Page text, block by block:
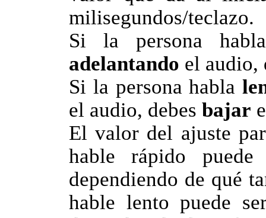
milisegundos/teclazo.
Si la persona
adelantando el audio,
Si la persona habla
el audio, debes bajar
El valor del ajuste
hable rápido
dependiendo de qué
hable lento puede